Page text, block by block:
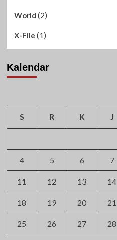
World (2)
X-File (1)
Kalendar
S R K J
4 5 6 7
11 12 13 14
18 19 20 21
25 26 27 28